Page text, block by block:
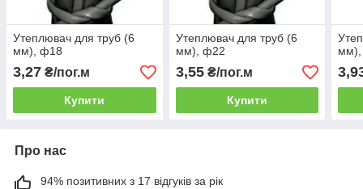
Утеплювач для труб (6
мм), ф18
3,27 ₴/пог.м
Купити
Утеплювач для труб (6
мм), ф22
3,55₴/пог.м
Купити
Про нас
94% позитивних з 17 відгуків за рік